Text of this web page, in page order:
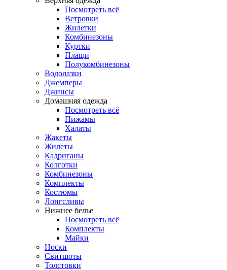
Посмотреть всё
Ветровки
Жилетки
Комбинезоны
Куртки
Плащи
Полукомбинезоны
Водолазки
Джемперы
Джинсы
Домашняя одежда
Посмотреть всё
Пижамы
Халаты
Жакеты
Жилеты
Кадриганы
Колготки
Комбинезоны
Комплекты
Костюмы
Лонгсливы
Нижнее белье
Посмотреть всё
Комплекты
Майки
Носки
Свитшоты
Толстовки